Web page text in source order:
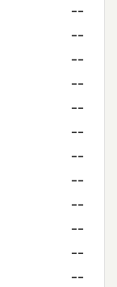
--
--
--
--
--
--
--
--
--
--
--
--